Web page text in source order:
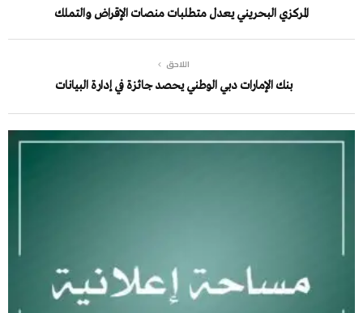
المركزي البحريني يعدل متطلبات منصات الإقراض والتملك
اللاحق
بنك الإمارات دبي الوطني يحصد جائزة في إدارة البيانات